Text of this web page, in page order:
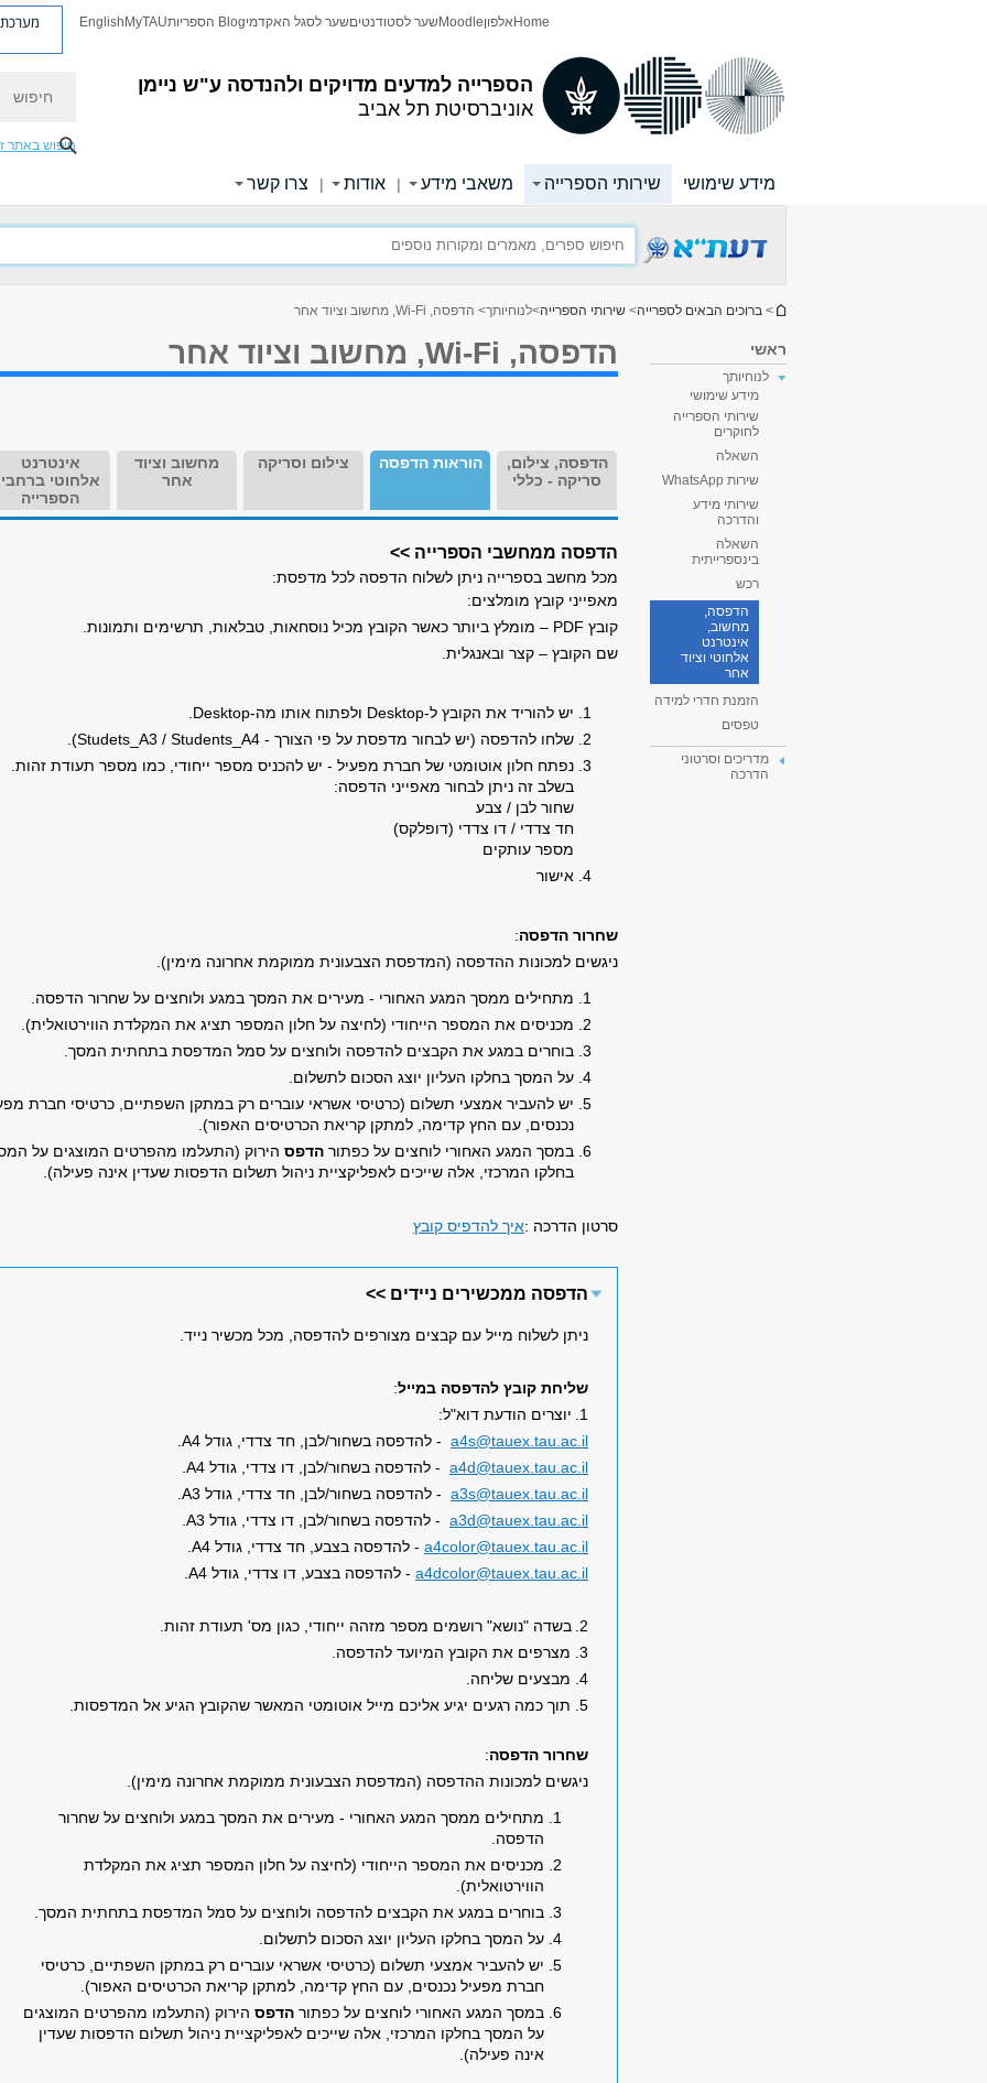
הספרייה למדעים מדויקים ולהנדסה ע"ש ניימן
אוניברסיטת תל אביב
Home אלפוןMoodleשער לסטודנטיםשער לסגל האקדמיBlog הספריות MyTAU
English מערכת
חיפוש באתר
מידע שימושי שירותי הספרייה משאבי מידע | אודות | צרו קשר
הינך נמצא כאן
> ברוכים הבאים לספרייה> שירותי הספרייה>לנוחיותך> הדפסה, Wi-Fi, מחשוב וציוד אחר
ראשי
לנוחיותך
מידע שימושי
שירותי הספרייה
לחוקרים
השאלה
שירות WhatsApp
שירותי מידע
והדרכה
השאלה
בינספרייתית
רכש
הדפסה,
מחשוב,
אינטרנט
אלחוטי וציוד
אחר
הזמנת חדרי למידה
טפסים
מדריכים וסרטוני
הדרכה
הדפסה, Wi-Fi, מחשוב וציוד אחר
הדפסה, צילום,
סריקה - כללי
הוראות הדפסה צילום וסריקה
מחשוב וציוד
אחר
אינטרנט
אלחוטי ברחבי
הספרייה
הדפסה ממחשבי הספרייה >>
מכל מחשב בספרייה ניתן לשלוח הדפסה לכל מדפסת:
מאפייני קובץ מומלצים:
קובץ PDF – מומלץ ביותר כאשר הקובץ מכיל נוסחאות, טבלאות, תרשימים ותמונות.
שם הקובץ – קצר ובאנגלית.
יש להוריד את הקובץ ל-Desktop ולפתוח אותו מה-Desktop
שלחו להדפסה (יש לבחור מדפסת על פי הצורך - Studets_A3 / Students_A4
).
נפתח חלון אוטומטי של חברת מפעיל - יש להכניס מספר ייחודי, כמו מספר תעודת זהות.
בשלב זה ניתן לבחור מאפייני הדפסה:
שחור לבן / צבע
חד צדדי / דו צדדי (דופלקס)
מספר עותקים
אישור
שחרור הדפסה:
ניגשים למכונות ההדפסה (המדפסת הצבעונית ממוקמת אחרונה מימין).
מתחילים ממסך המגע האחורי - מעירים את המסך במגע ולוחצים על שחרור הדפסה.
מכניסים את המספר הייחודי (לחיצה על חלון המספר תציג את המקלדת הווירטואלית).
בוחרים במגע את הקבצים להדפסה ולוחצים על סמל המדפסת בתחתית המסך.
על המסך בחלקו העליון יוצג הסכום לתשלום.
יש להעביר אמצעי תשלום (כרטיסי אשראי עוברים רק במתקן השפתיים, כרטיסי חברת
נכנסים, עם החץ קדימה, למתקן קריאת הכרטיסים האפור).
במסך המגע האחורי לוחצים על כפתור הדפס הירוק (התעלמו מהפרטים המוצגים על
בחלקו המרכזי, אלה שייכים לאפליקציית ניהול תשלום הדפסות שעדין אינה פעילה).
סרטון הדרכה :איך להדפיס קובץ
הדפסה ממכשירים ניידים >>
ניתן לשלוח מייל עם קבצים מצורפים להדפסה, מכל מכשיר נייד.
שליחת קובץ להדפסה במייל:
1. יוצרים הודעת דוא"ל:
a4s@tauex.tau.ac.il - להדפסה בשחור/לבן, חד צדדי, גודל А4
a4d@tauex.tau.ac.il - להדפסה בשחור/לבן, דו צדדי, גודל А4
a3s@tauex.tau.ac.il - להדפסה בשחור/לבן, חד צדדי, גודל А3
a3d@tauex.tau.ac.il - להדפסה בשחור/לבן, דו צדדי, גודל А3
a4color@tauex.tau.ac.il - להדפסה בצבע, חד צדדי, גודל А4
a4dcolor@tauex.tau.ac.il - להדפסה בצבע, דו צדדי, גודל А4
2. בשדה "נושא" רושמים מספר מזהה ייחודי, כגון מס' תעודת זהות
3. מצרפים את הקובץ המיועד להדפסה
4. מבצעים שליחה
5. תוך כמה רגעים יגיע אליכם מייל אוטומטי המאשר שהקובץ הגיע אל המדפסות.
שחרור הדפסה:
ניגשים למכונות ההדפסה (המדפסת הצבעונית ממוקמת אחרונה מימין).
מתחילים ממסך המגע האחורי - מעירים את המסך במגע ולוחצים על שחרור
הדפסה.
מכניסים את המספר הייחודי (לחיצה על חלון המספר תציג את המקלדת
הווירטואלית).
בוחרים במגע את הקבצים להדפסה ולוחצים על סמל המדפסת בתחתית המסך.
על המסך בחלקו העליון יוצג הסכום לתשלום.
יש להעביר אמצעי תשלום (כרטיסי אשראי עוברים רק במתקן השפתיים, כרטיסי
חברת מפעיל נכנסים, עם החץ קדימה, למתקן קריאת הכרטיסים האפור).
במסך המגע האחורי לוחצים על כפתור הדפס הירוק (התעלמו מהפרטים המוצגים
על המסך בחלקו המרכזי, אלה שייכים לאפליקציית ניהול תשלום הדפסות שעדין
אינה פעילה).